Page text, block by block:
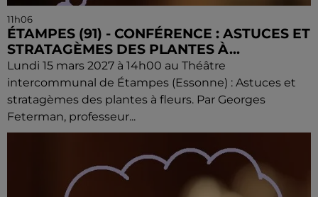
11h06
ÉTAMPES (91) - CONFÉRENCE : ASTUCES ET
STRATAGÈMES DES PLANTES À...
Lundi 15 mars 2027 à 14h00 au Théâtre
intercommunal de Étampes (Essonne) : Astuces et
stratagèmes des plantes à fleurs. Par Georges
Feterman, professeur...